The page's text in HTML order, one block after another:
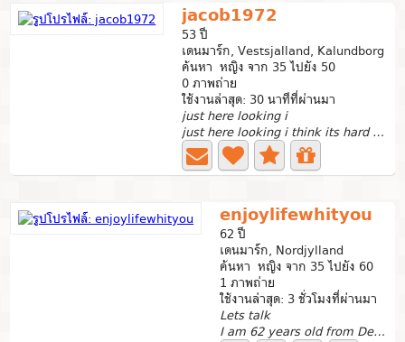
jacob1972
53 ปี
เดนมาร์ก, Vestsjalland, Kalundborg
ค้นหา หญิง จาก 35 ไปยัง 50
0 ภาพถ่าย
ใช้งานล่าสุด: 30 นาทีที่ผ่านมา
just here looking i
just here looking i think its hard to find true love I...
enjoylifewhityou
62 ปี
เดนมาร์ก, Nordjylland
ค้นหา หญิง จาก 35 ไปยัง 60
1 ภาพถ่าย
ใช้งานล่าสุด: 3 ชั่วโมงที่ผ่านมา
Lets talk
I am 62 years old from Denmark I am looking for a loving...